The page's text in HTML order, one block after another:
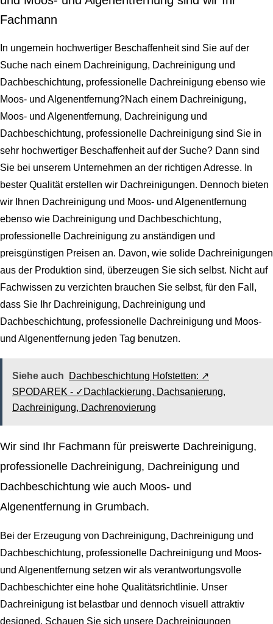
Fachmann
In ungemein hochwertiger Beschaffenheit sind Sie auf der
Suche nach einem Dachreinigung, Dachreinigung und
Dachbeschichtung, professionelle Dachreinigung ebenso wie
Moos- und Algenentfernung?Nach einem Dachreinigung,
Moos- und Algenentfernung, Dachreinigung und
Dachbeschichtung, professionelle Dachreinigung sind Sie in
sehr hochwertiger Beschaffenheit auf der Suche? Dann sind
Sie bei unserem Unternehmen an der richtigen Adresse. In
bester Qualität erstellen wir Dachreinigungen. Dennoch bieten
wir Ihnen Dachreinigung und Moos- und Algenentfernung
ebenso wie Dachreinigung und Dachbeschichtung,
professionelle Dachreinigung zu anständigen und
preisgünstigen Preisen an. Davon, wie solide Dachreinigungen
aus der Produktion sind, überzeugen Sie sich selbst. Nicht auf
Fachwissen zu verzichten brauchen Sie selbst, für den Fall,
dass Sie Ihr Dachreinigung, Dachreinigung und
Dachbeschichtung, professionelle Dachreinigung und Moos-
und Algenentfernung jeden Tag benutzen.
Siehe auch
Dachbeschichtung Hofstetten: ↗️
SPODAREK - ✓Dachlackierung, Dachsanierung,
Dachreinigung, Dachrenovierung
Wir sind Ihr Fachmann für preiswerte Dachreinigung,
professionelle Dachreinigung, Dachreinigung und
Dachbeschichtung wie auch Moos- und
Algenentfernung in Grumbach.
Bei der Erzeugung von Dachreinigung, Dachreinigung und
Dachbeschichtung, professionelle Dachreinigung und Moos-
und Algenentfernung setzen wir als verantwortungsvolle
Dachbeschichter eine hohe Qualitätsrichtlinie. Unser
Dachreinigung ist belastbar und dennoch visuell attraktiv
designed. Schauen Sie sich unsere Dachreinigungen